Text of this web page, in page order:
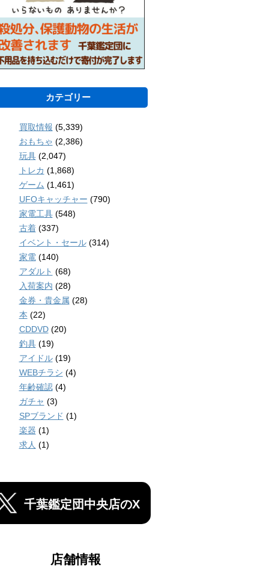
カテゴリー
買取情報 (5,339)
おもちゃ (2,386)
玩具(2,047)
トレカ (1,868)
ゲーム (1,461)
UFOキャッチャー (790)
家電工具(548)
古着(337)
イベント・セール(314)
家電(140)
アダルト (68)
入荷案内 (28)
金券・貴金属 (28)
本 (22)
CDDVD(20)
釣具(19)
アイドル(19)
WEBチラシ (4)
年齢確認(4)
ガチャ (3)
SPブランド (1)
楽器 (1)
求人 (1)
千葉鑑定団中央店のX
店舗情報